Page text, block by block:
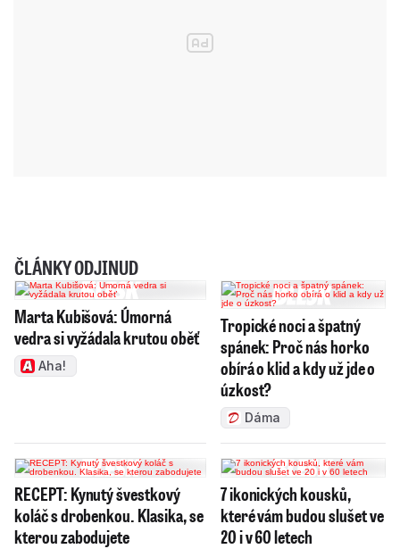
ČLÁNKY ODJINUD
Marta Kubišová: Úmorná
vedra si vyžádala krutou oběť
Aha!
Tropické noci a špatný
spánek: Proč nás horko
obírá o klid a kdy už jde o
úzkost?
Dáma
RECEPT: Kynutý švestkový
koláč s drobenkou. Klasika, se
kterou zabodujete
7 ikonických kousků,
které vám budou slušet ve
20 i v 60 letech